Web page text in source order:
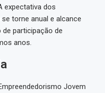
expectativa dos
torne anual e alcance
participação de
anos.
Jovem